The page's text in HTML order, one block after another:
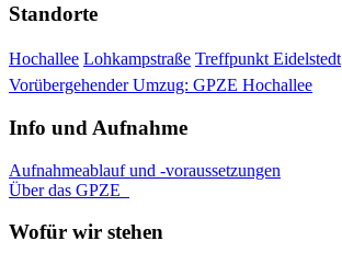
Standorte
Hochallee Lohkampstraße Treffpunkt Eidelstedt
Vorübergehender Umzug: GPZE Hochallee
Info und Aufnahme
Aufnahmeablauf und -voraussetzungen
Über das GPZE
Wofür wir stehen